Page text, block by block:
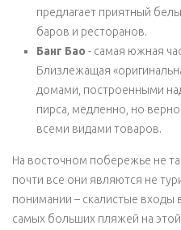
предлагает приятный
баров и ресторанов.
Банг Бао - самая южная
Близлежащая
домами, построенными
пирса, медленно, но
всеми видами товаров.
На восточном побережье не
почти все они являются не
понимании – скалистые
самых больших пляжей на